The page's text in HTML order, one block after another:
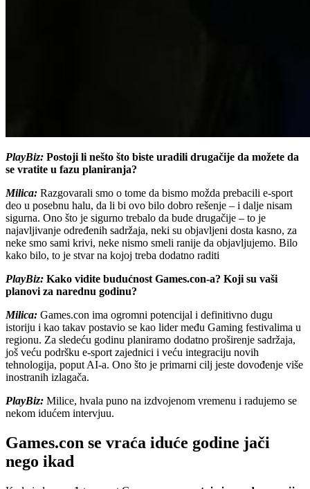
PlayBiz: Postoji li nešto što biste uradili drugačije da možete da
se vratite u fazu planiranja?
Milica: Razgovarali smo o tome da bismo možda prebacili e-sport
deo u posebnu halu, da li bi ovo bilo dobro rešenje – i dalje nisam
sigurna. Ono što je sigurno trebalo da bude drugačije – to je
najavljivanje određenih sadržaja, neki su objavljeni dosta kasno, za
neke smo sami krivi, neke nismo smeli ranije da objavljujemo. Bilo
kako bilo, to je stvar na kojoj treba dodatno raditi
PlayBiz: Kako vidite budućnost Games.con-a? Koji su vaši
planovi za narednu godinu?
Milica: Games.con ima ogromni potencijal i definitivno dugu
istoriju i kao takav postavio se kao lider među Gaming festivalima u
regionu. Za sledeću godinu planiramo dodatno proširenje sadržaja,
još veću podršku e-sport zajednici i veću integraciju novih
tehnologija, poput AI-a. Ono što je primarni cilj jeste dovođenje više
inostranih izlagača.
PlayBiz: Milice, hvala puno na izdvojenom vremenu i radujemo se
nekom idućem intervjuu.
Games.con se vraća iduće godine jači
nego ikad